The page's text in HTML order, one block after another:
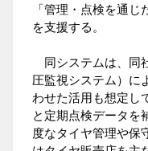
「管理・点検を通
を支援する。
同システムは、同
圧監視システム）に
わせた活用も想定し
と定期点検データを
度なタイヤ管理や保